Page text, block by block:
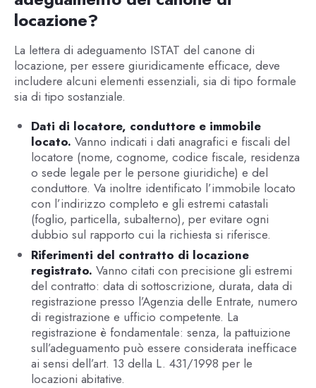
locazione?
La lettera di adeguamento ISTAT del canone di
locazione, per essere giuridicamente efficace, deve
includere alcuni elementi essenziali, sia di tipo formale
sia di tipo sostanziale.
Dati di locatore, conduttore e immobile
locato. Vanno indicati i dati anagrafici e fiscali del
locatore (nome, cognome, codice fiscale, residenza
o sede legale per le persone giuridiche) e del
conduttore. Va inoltre identificato l’immobile locato
con l’indirizzo completo e gli estremi catastali
(foglio, particella, subalterno), per evitare ogni
dubbio sul rapporto cui la richiesta si riferisce.
Riferimenti del contratto di locazione
registrato. Vanno citati con precisione gli estremi
del contratto: data di sottoscrizione, durata, data di
registrazione presso l’Agenzia delle Entrate, numero
di registrazione e ufficio competente. La
registrazione è fondamentale: senza, la pattuizione
sull’adeguamento può essere considerata inefficace
ai sensi dell’art. 13 della L. 431/1998 per le
locazioni abitative.